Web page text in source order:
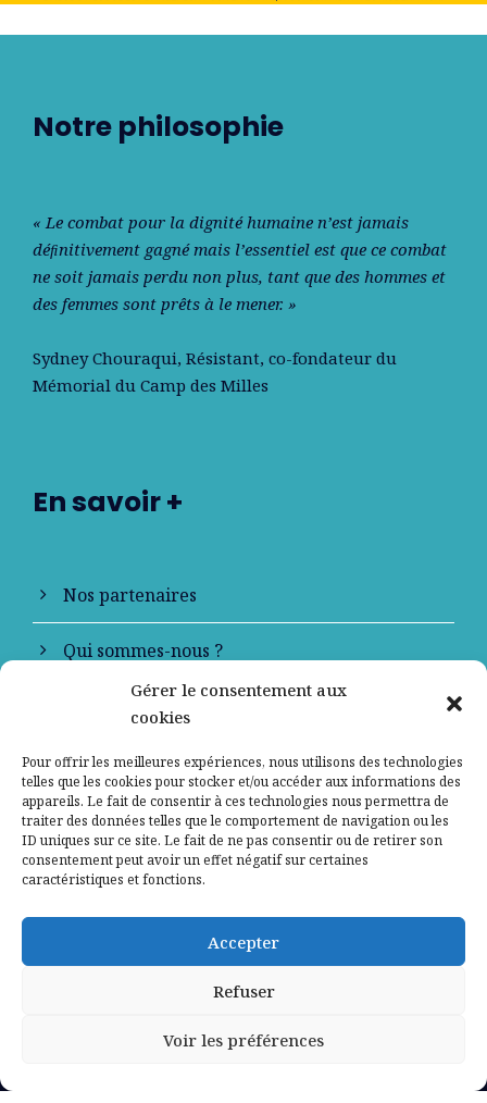
Gérer le consentement aux
cookies
Pour offrir les meilleures expériences, nous utilisons des technologies
telles que les cookies pour stocker et/ou accéder aux informations des
appareils. Le fait de consentir à ces technologies nous permettra de
traiter des données telles que le comportement de navigation ou les
ID uniques sur ce site. Le fait de ne pas consentir ou de retirer son
consentement peut avoir un effet négatif sur certaines
caractéristiques et fonctions.
Accepter
Refuser
Voir les préférences
Notre philosophie
« Le combat pour la dignité humaine n’est jamais
déﬁnitivement gagné mais l’essentiel est que ce combat
ne soit jamais perdu non plus, tant que des hommes et
des femmes sont prêts à le mener. »
Sydney Chouraqui, Résistant, co-fondateur du
Mémorial du Camp des Milles
En savoir +
Nos partenaires
Qui sommes-nous ?
Contactez-nous
Mentions légales
Politique de confidentialité